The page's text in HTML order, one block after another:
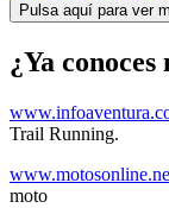
Pulsa aquí para ver
¿Ya
Trail Running.
moto